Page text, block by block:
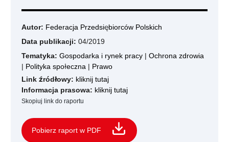
Autor: Federacja Przedsiębiorców Polskich
Data publikacji: 04/2019
Tematyka: Gospodarka i rynek pracy | Ochrona zdrowia
| Polityka społeczna | Prawo
Link źródłowy: kliknij tutaj
Informacja prasowa: kliknij tutaj
Skopiuj link do raportu
Pobierz raport w PDF